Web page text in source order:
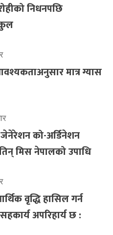
निधनपछि
मात्र ग्यास
को-अर्डिनेशन
मिस नेपालको उपाधि
वृद्धि हासिल गर्न
अपरिहार्य छ :